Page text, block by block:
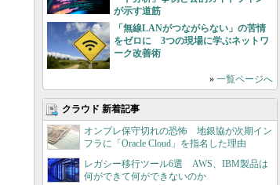
が示す道筋
「無線LANがつながらない」の苦情
をゼロに 3つの現場に学ぶネットワ
ーク改善術
» 一覧ページへ
クラウド 新着記事
オンプレ保守切れの恐怖 地銀協が次期イン
フラに「Oracle Cloud」を指名した理由
レガシー移行ツール6選 AWS、IBM製品は
何ができて何ができないのか